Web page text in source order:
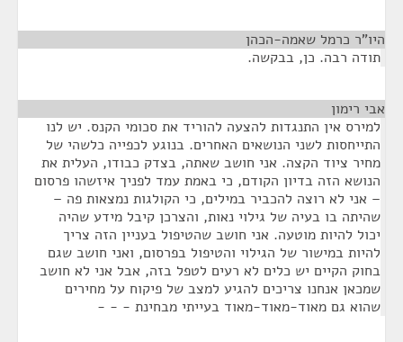
היו"ר כרמל שאמה-הכהן
תודה רבה. כן, בבקשה.
אבי רימון
למירס אין התנגדות להצעה להוריד את סכומי הקנס. יש לנו
התייחסות לשני הנושאים האחרים. בנוגע לכפייה כלשהי של
מחיר ציוד הקצה. אני חושב שאתה, בצדק כבודו, העלית את
הנושא הזה בדיון הקודם, כי באמת עמד לפניך איזשהו פרסום
– אני לא רוצה להכביר במילים, כי הקולגות נמצאות פה –
שהיתה בו בעיה של גילוי נאות, והצרכן קיבל מידע שהיה
יכול להיות מוטעה. אני חושב שהטיפול בעניין הזה צריך
להיות במישור של הגילוי והטיפול בפרסום, ואני חושב שגם
בחוק הקיים יש כלים לא רעים לטפל בזה, אבל אני לא חושב
שמכאן אנחנו צריכים להגיע למצב של פיקוח על מחירים
שהוא גם מאוד-מאוד-מאוד בעייתי מבחינת - - -